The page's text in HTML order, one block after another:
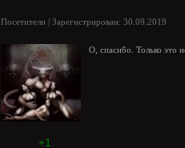
Посетители | Зарегистрирован: 30.09.2019
О, спасибо. Только это
+1